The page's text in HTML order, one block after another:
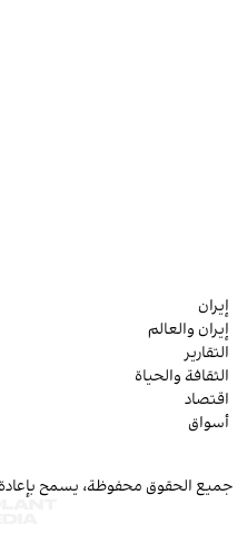
إيران
إيران والعالم
التقارير
الثقافة والحياة
اقتصاد
أسواق
جميع الحقوق محفوظة، يسمح بإعادة